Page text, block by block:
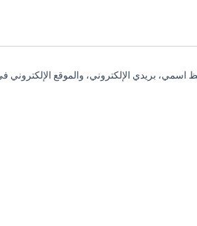
اسمي، بريدي الإلكتروني، والموقع الإلكتروني